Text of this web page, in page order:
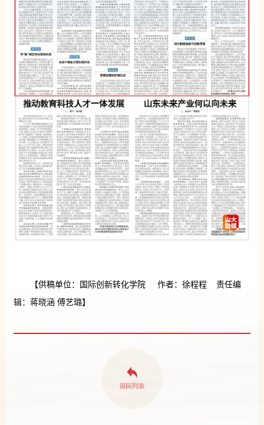
【供稿单位：国际创新转化学院 作者：徐程程 责任编
辑：蒋晓涵 傅艺璐】